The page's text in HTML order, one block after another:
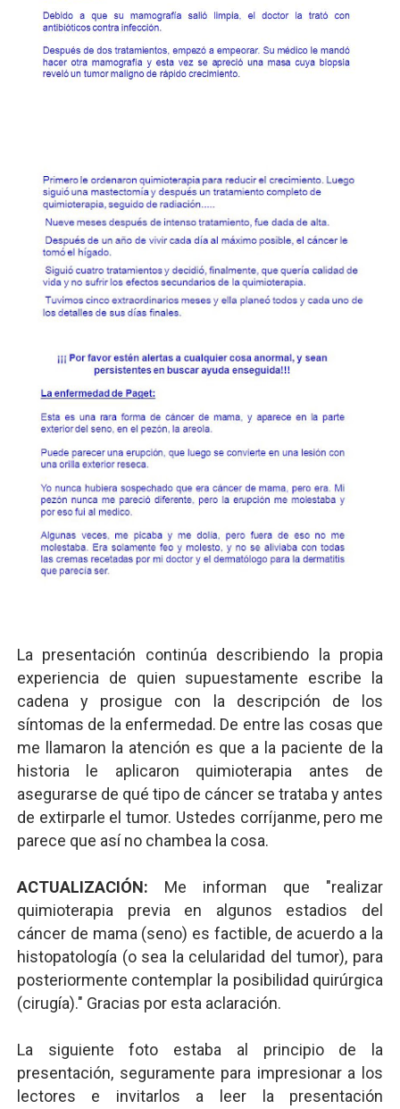
La presentación continúa describiendo la propia
experiencia de quien supuestamente escribe la
cadena y prosigue con la descripción de los
síntomas de la enfermedad. De entre las cosas que
me llamaron la atención es que a la paciente de la
historia le aplicaron quimioterapia antes de
asegurarse de qué tipo de cáncer se trataba y antes
de extirparle el tumor. Ustedes corríjanme, pero me
parece que así no chambea la cosa.
ACTUALIZACIÓN: Me informan que "realizar
quimioterapia previa en algunos estadios del
cáncer de mama (seno) es factible, de acuerdo a la
histopatología (o sea la celularidad del tumor), para
posteriormente contemplar la posibilidad quirúrgica
(cirugía)." Gracias por esta aclaración.
La siguiente foto estaba al principio de la
presentación, seguramente para impresionar a los
lectores e invitarlos a leer la presentación